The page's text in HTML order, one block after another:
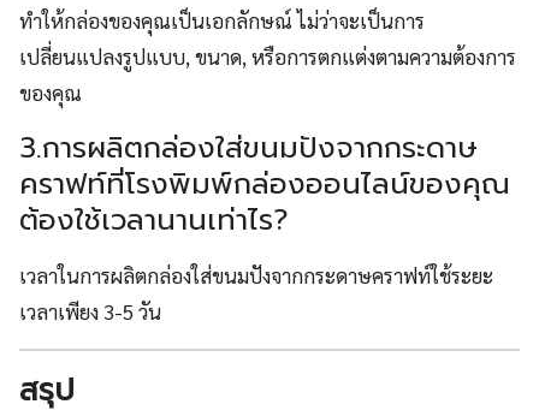
ทำให้กล่องของคุณเป็นเอกลักษณ์ ไม่ว่าจะเป็นการ
เปลี่ยนแปลงรูปแบบ, ขนาด, หรือการตกแต่งตามความต้องการ
ของคุณ
3.การผลิตกล่องใส่ขนมปังจากกระดาษ
คราฟท์ที่โรงพิมพ์กล่องออนไลน์ของคุณ
ต้องใช้เวลานานเท่าไร?
เวลาในการผลิตกล่องใส่ขนมปังจากกระดาษคราฟท์ใช้ระยะ
เวลาเพียง 3-5 วัน
สรุป